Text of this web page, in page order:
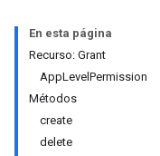
En esta página
Recurso: Grant
AppLevelPermission
Métodos
create
delete